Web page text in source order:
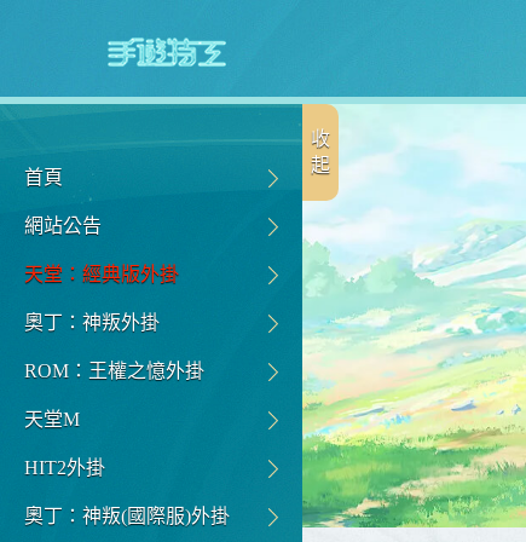
收
起
首頁
網站公告
天堂：經典版外掛
奧丁：神叛外掛
ROM：王權之憶外掛
天堂M
HIT2外掛
奧丁：神叛(國際服)外掛